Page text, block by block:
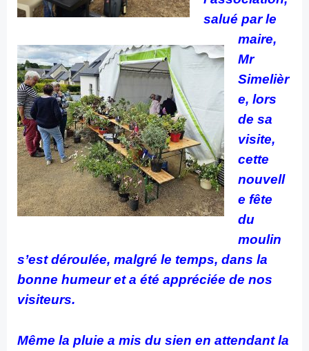
salué par le
maire,
Mr
Simelièr
e, lors
de sa
visite,
cette
nouvell
e fête
du
moulin
s’est déroulée, malgré le temps, dans la
bonne humeur et a été appréciée de nos
visiteurs.
Même la pluie a mis du sien en attendant la